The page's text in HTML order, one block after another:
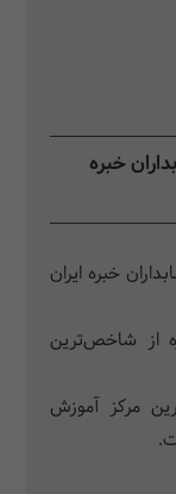
خبره
خبره ایران
از شاخص‌ترین
مرکز آموزش